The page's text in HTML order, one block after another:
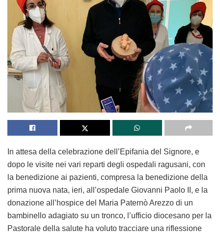
In attesa della celebrazione dell’Epifania del Signore, e
dopo le visite nei vari reparti degli ospedali ragusani, con
la benedizione ai pazienti, compresa la benedizione della
prima nuova nata, ieri, all’ospedale Giovanni Paolo II, e la
donazione all’hospice del Maria Paternò Arezzo di un
bambinello adagiato su un tronco, l’ufficio diocesano per la
Pastorale della salute ha voluto tracciare una riflessione